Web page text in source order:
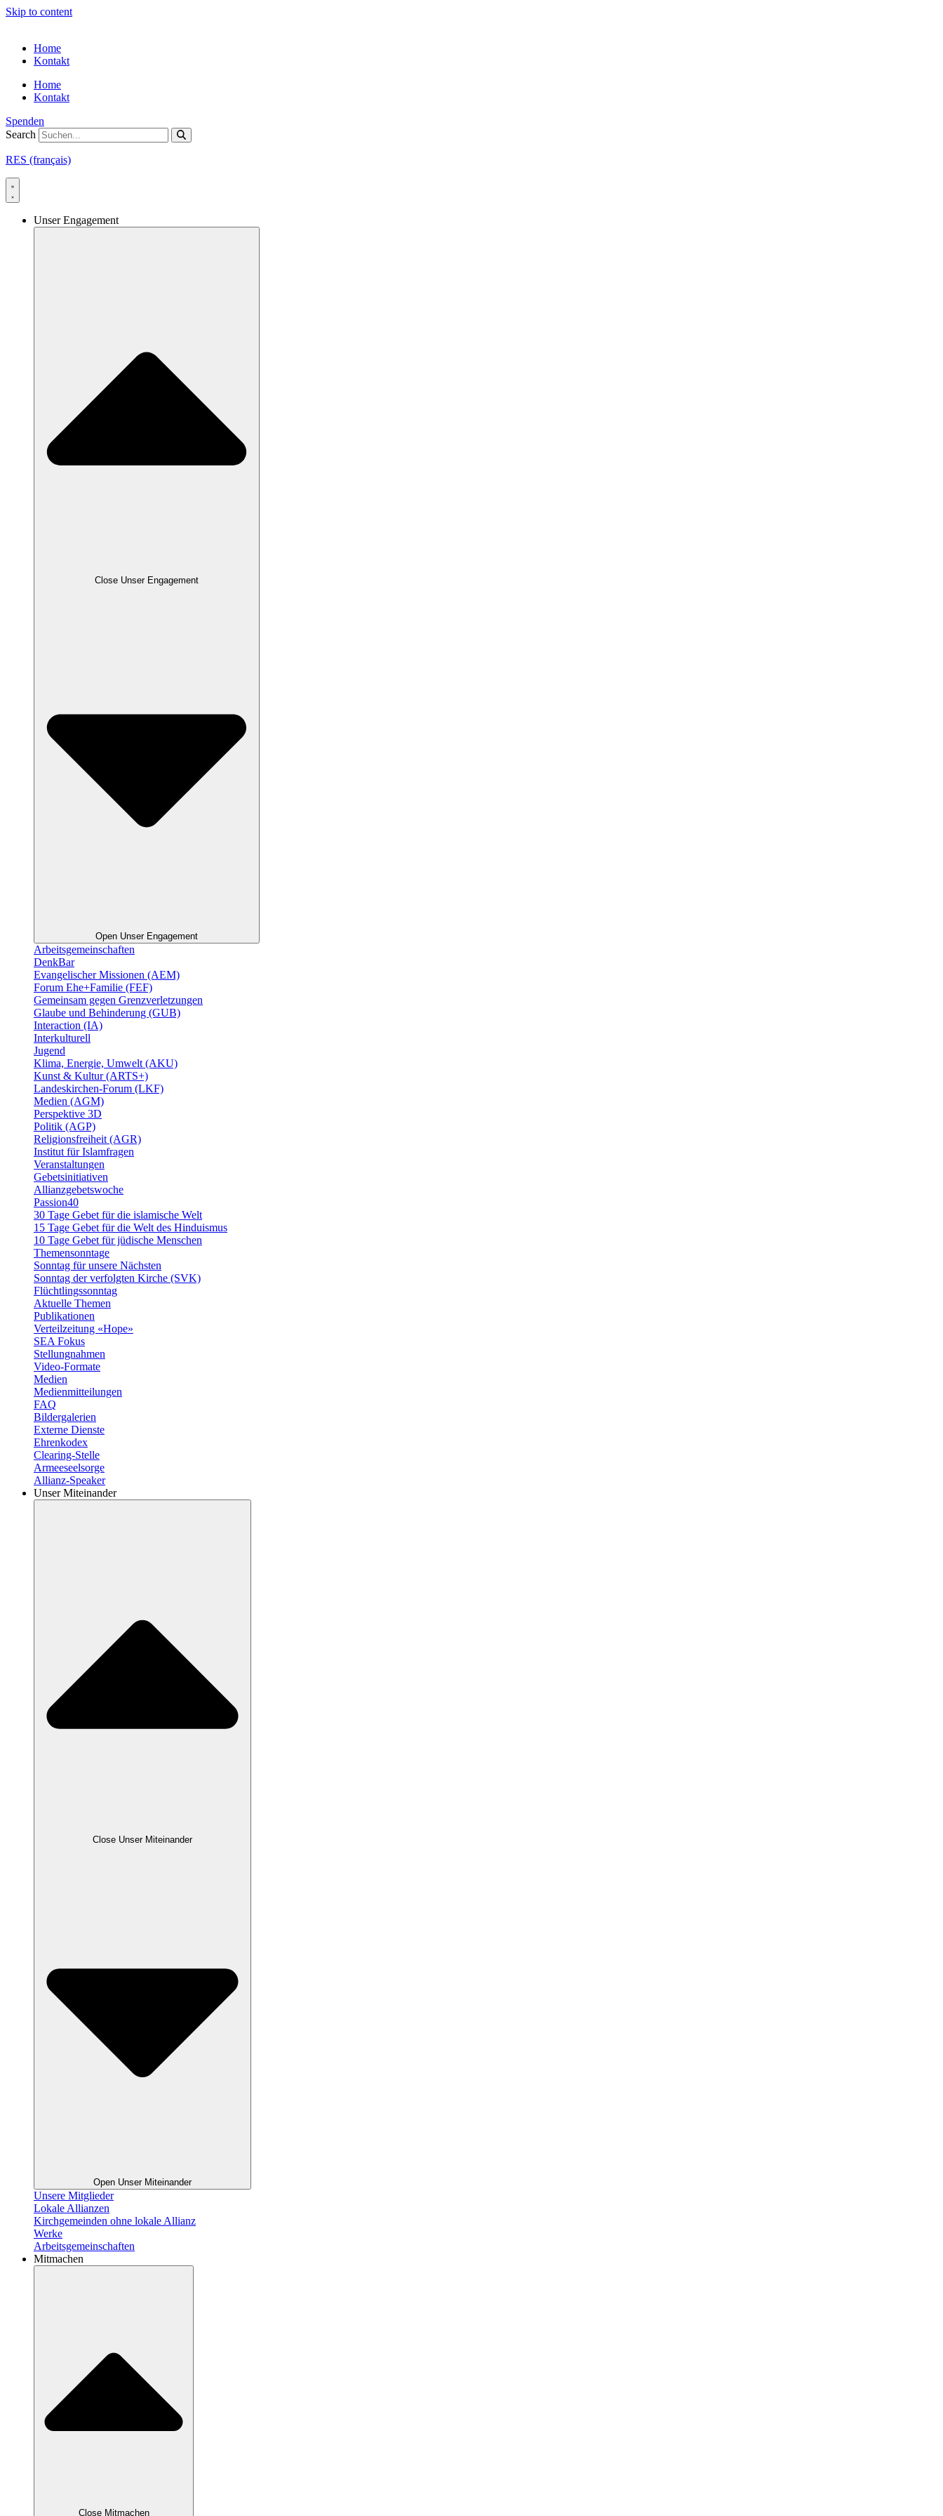
Skip to content
Home
Kontakt
Home
Kontakt
Spenden
Search
RES (français)
Unser Engagement
Close Unser Engagement
Open Unser Engagement
Arbeitsgemeinschaften
DenkBar
Evangelischer Missionen (AEM)
Forum Ehe+Familie (FEF)
Gemeinsam gegen Grenzverletzungen
Glaube und Behinderung (GUB)
Interaction (IA)
Interkulturell
Jugend
Klima, Energie, Umwelt (AKU)
Kunst & Kultur (ARTS+)
Landeskirchen-Forum (LKF)
Medien (AGM)
Perspektive 3D
Politik (AGP)
Religionsfreiheit (AGR)
Institut für Islamfragen
Veranstaltungen
Gebetsinitiativen
Allianzgebetswoche
Passion40
30 Tage Gebet für die islamische Welt
15 Tage Gebet für die Welt des Hinduismus
10 Tage Gebet für jüdische Menschen
Themensonntage
Sonntag für unsere Nächsten
Sonntag der verfolgten Kirche (SVK)
Flüchtlingssonntag
Aktuelle Themen
Publikationen
Verteilzeitung «Hope»
SEA Fokus
Stellungnahmen
Video-Formate
Medien
Medienmitteilungen
FAQ
Bildergalerien
Externe Dienste
Ehrenkodex
Clearing-Stelle
Armeeseelsorge
Allianz-Speaker
Unser Miteinander
Close Unser Miteinander
Open Unser Miteinander
Unsere Mitglieder
Lokale Allianzen
Kirchgemeinden ohne lokale Allianz
Werke
Arbeitsgemeinschaften
Mitmachen
Close Mitmachen